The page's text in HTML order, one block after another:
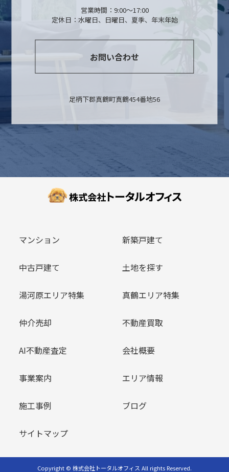
営業時間：9:00～17:00
定休日：水曜日、日曜日、夏季、年末年始
お問い合わせ
足柄下郡真鶴町真鶴454番地56
マンション 新築戸建て
中古戸建て 土地を探す
湯河原エリア特集 真鶴エリア特集
仲介売却 不動産買取
AI不動産査定 会社概要
事業案内 エリア情報
施工事例 ブログ
サイトマップ
Copyright © 株式会社トータルオフィス All rights Reserved.